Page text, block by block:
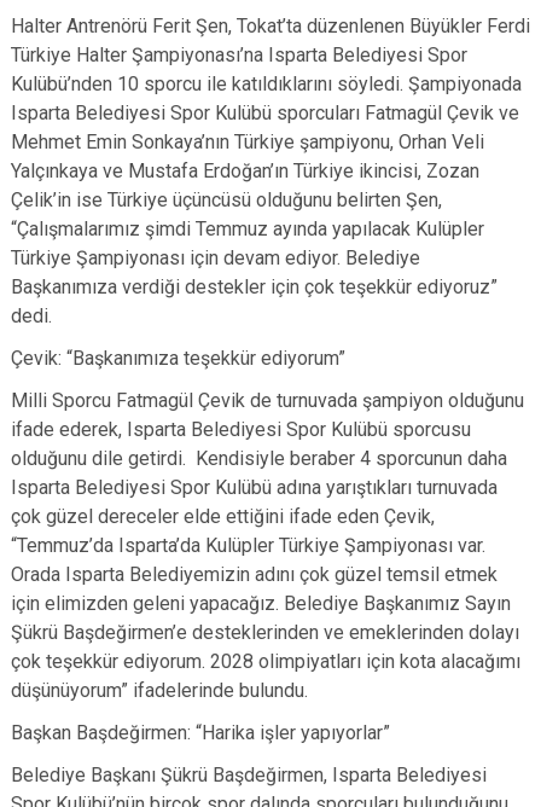
Halter Antrenörü Ferit Şen, Tokat’ta düzenlenen Büyükler Ferdi
Türkiye Halter Şampiyonası’na Isparta Belediyesi Spor
Kulübü’nden 10 sporcu ile katıldıklarını söyledi. Şampiyonada
Isparta Belediyesi Spor Kulübü sporcuları Fatmagül Çevik ve
Mehmet Emin Sonkaya’nın Türkiye şampiyonu, Orhan Veli
Yalçınkaya ve Mustafa Erdoğan’ın Türkiye ikincisi, Zozan
Çelik’in ise Türkiye üçüncüsü olduğunu belirten Şen,
“Çalışmalarımız şimdi Temmuz ayında yapılacak Kulüpler
Türkiye Şampiyonası için devam ediyor. Belediye
Başkanımıza verdiği destekler için çok teşekkür ediyoruz”
dedi.
Çevik: “Başkanımıza teşekkür ediyorum”
Milli Sporcu Fatmagül Çevik de turnuvada şampiyon olduğunu
ifade ederek, Isparta Belediyesi Spor Kulübü sporcusu
olduğunu dile getirdi. Kendisiyle beraber 4 sporcunun daha
Isparta Belediyesi Spor Kulübü adına yarıştıkları turnuvada
çok güzel dereceler elde ettiğini ifade eden Çevik,
“Temmuz’da Isparta’da Kulüpler Türkiye Şampiyonası var.
Orada Isparta Belediyemizin adını çok güzel temsil etmek
için elimizden geleni yapacağız. Belediye Başkanımız Sayın
Şükrü Başdeğirmen’e desteklerinden ve emeklerinden dolayı
çok teşekkür ediyorum. 2028 olimpiyatları için kota alacağımı
düşünüyorum” ifadelerinde bulundu.
Başkan Başdeğirmen: “Harika işler yapıyorlar”
Belediye Başkanı Şükrü Başdeğirmen, Isparta Belediyesi